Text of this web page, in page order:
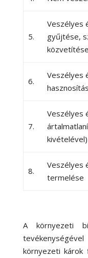
5.
Veszélyes
gyűjtése,
közvetítése
6.
Veszélyes
7.
Veszélyes
kivételével)
8.
Veszélyes
termelése
A környezeti
környezeti károk